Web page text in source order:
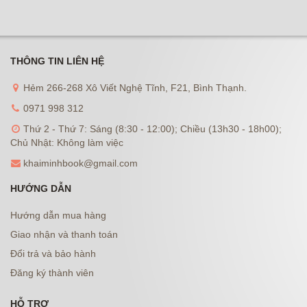
THÔNG TIN LIÊN HỆ
Hẻm 266-268 Xô Viết Nghệ Tĩnh, F21, Bình Thạnh.
0971 998 312
Thứ 2 - Thứ 7: Sáng (8:30 - 12:00); Chiều (13h30 - 18h00);
Chủ Nhật: Không làm việc
khaiminhbook@gmail.com
HƯỚNG DẪN
Hướng dẫn mua hàng
Giao nhận và thanh toán
Đổi trả và bảo hành
Đăng ký thành viên
HỖ TRỢ